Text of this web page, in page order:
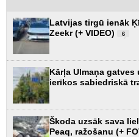
Latvijas tirgū ienāk
Zeekr (+ VIDEO)
6
Kārļa Ulmaņa
ierīkos sabiedriskā
Škoda uzsāk sava
Peaq, ražošanu (+